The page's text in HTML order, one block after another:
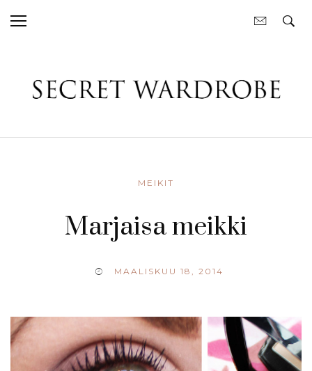
MEIKIT
Marjaisa meikki
MAALISKUU 18, 2014